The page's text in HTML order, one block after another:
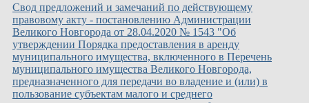
Свод предложений и замечаний по действующему
правовому акту - постановлению Администрации
Великого Новгорода от 28.04.2020 № 1543 "Об
утверждении Порядка предоставления в аренду
муниципального имущества, включенного в Перечень
муниципального имущества Великого Новгорода,
предназначенного для передачи во владение и (или) в
пользование субъектам малого и среднего